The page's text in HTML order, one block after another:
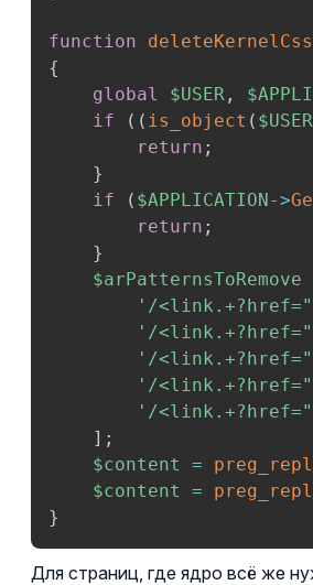
function deleteKernelCss
{
global
$USER ,
if
( ( is_object ( $USER
return ;
}
if
( $APPLICATION->
return ;
}
$arPatternsToRemove
'/
'/
'/
'/
'/
] ;
$content
=
$content
=
}
Для страниц, где ядро всё же